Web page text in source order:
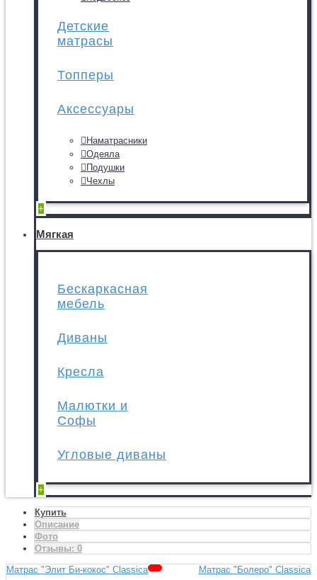
Детские
матрасы
Топперы
Аксессуары
Наматрасники
Одеяла
Подушки
Чехлы
+
Мягкая
Бескаркасная
мебель
Диваны
Кресла
Малютки и
Софы
Угловые диваны
+
Купить
Описание
Фото
Отзывы: 0
Матрас "Элит Би-кокос" Classica
Матрас "Болеро" Classica